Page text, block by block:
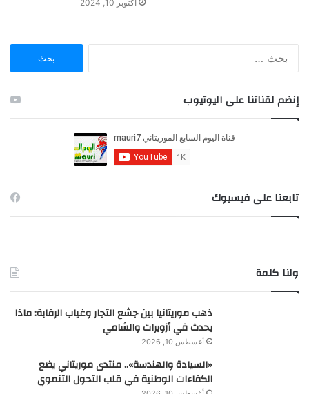
أكتوبر 10, 2024
ن
:
إنضم لقناتنا على اليوتيوب
تابعنا على فيسبوك
ولنا كلمة
ذهب موريتانيا بين جشع التجار وغياب الرقابة: ماذا
يحدث في أزويرات والشامي
أغسطس 10, 2026
«السيادة والهندسة».. منتدى موريتاني يضع
الكفاءات الوطنية في قلب التحول التنموي